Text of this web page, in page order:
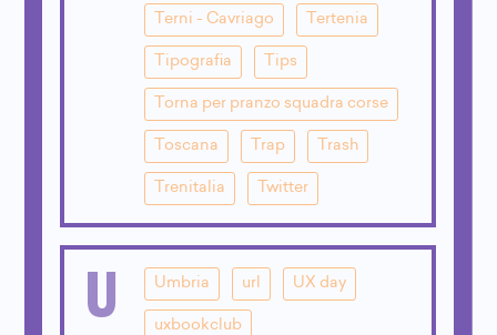
Terni - Cavriago Tertenia
Tipografia Tips
Torna per pranzo squadra corse
Toscana Trap Trash
Trenitalia Twitter
U Umbria url UX day
uxbookclub